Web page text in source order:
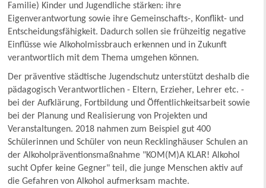
Familie) Kinder und Jugendliche stärken: ihre
Eigenverantwortung sowie ihre Gemeinschafts-, Konflikt- und
Entscheidungsfähigkeit. Dadurch sollen sie frühzeitig negative
Einflüsse wie Alkoholmissbrauch erkennen und in Zukunft
verantwortlich mit dem Thema umgehen können.
Der präventive städtische Jugendschutz unterstützt deshalb die
pädagogisch Verantwortlichen - Eltern, Erzieher, Lehrer etc. -
bei der Aufklärung, Fortbildung und Öffentlichkeitsarbeit sowie
bei der Planung und Realisierung von Projekten und
Veranstaltungen. 2018 nahmen zum Beispiel gut 400
Schülerinnen und Schüler von neun Recklinghäuser Schulen an
der Alkoholpräventionsmaßnahme "KOM(M)A KLAR! Alkohol
sucht Opfer keine Gegner" teil, die junge Menschen aktiv auf
die Gefahren von Alkohol aufmerksam machte.